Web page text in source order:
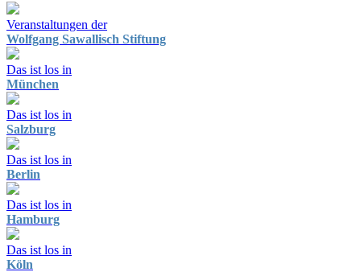
Veranstaltungen der
Wolfgang Sawallisch Stiftung
Das ist los in
München
Das ist los in
Salzburg
Das ist los in
Berlin
Das ist los in
Hamburg
Das ist los in
Köln